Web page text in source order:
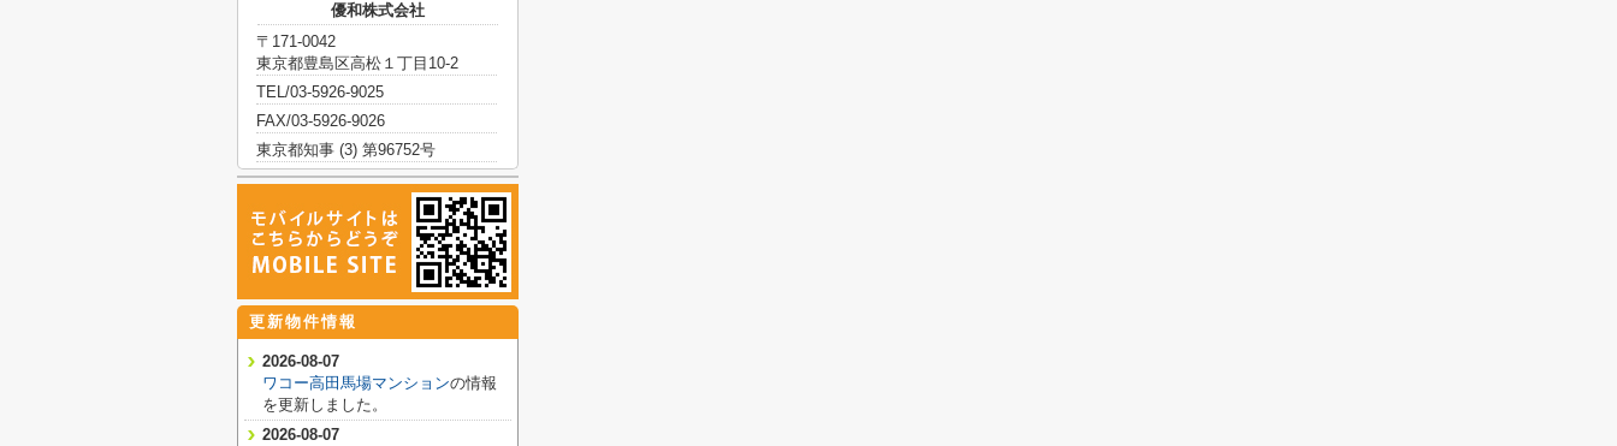
優和株式会社
〒171-0042
東京都豊島区高松１丁目10-2
TEL/03-5926-9025
FAX/03-5926-9026
東京都知事 (3) 第96752号
更新物件情報
2026-08-07
ワコー高田馬場マンションの情報
を更新しました。
2026-08-07